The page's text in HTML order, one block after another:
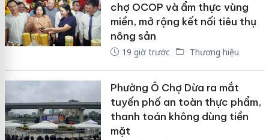
chợ OCOP và ẩm thực vùng
miền, mở rộng kết nối tiêu thụ
nông sản
19 giờ trước Thương hiệu
Phường Ô Chợ Dừa ra mắt
tuyến phố an toàn thực phẩm,
thanh toán không dùng tiền
mặt